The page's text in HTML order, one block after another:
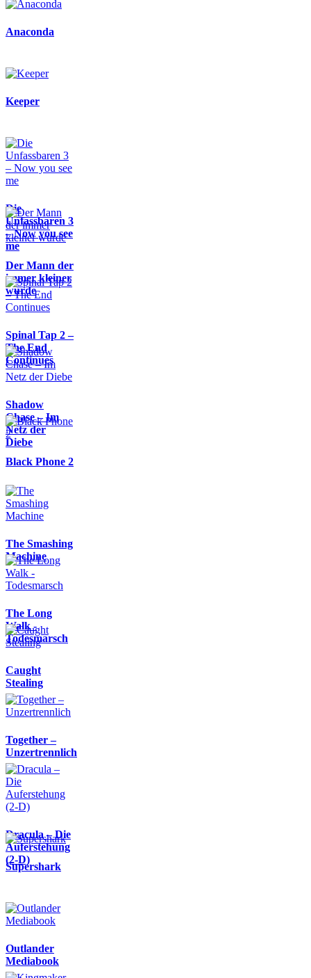
Anaconda
Keeper
Die
Unfassbaren 3
– Now you see
me
Der Mann der
immer kleiner
wurde
Spinal Tap 2 –
The End
Continues
Shadow
Chase – Im
Netz der
Diebe
Black Phone 2
The Smashing
Machine
The Long
Walk -
Todesmarsch
Caught
Stealing
Together –
Unzertrennlich
Dracula – Die
Auferstehung
(2-D)
Supershark
Outlander
Mediabook